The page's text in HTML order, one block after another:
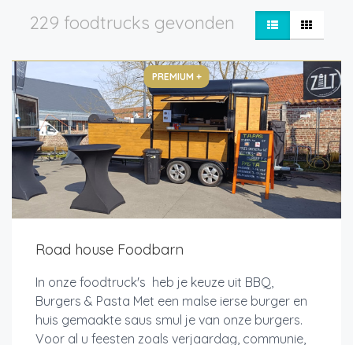
229 foodtrucks gevonden
PREMIUM +
Road house Foodbarn
In onze foodtruck's heb je keuze uit BBQ,
Burgers & Pasta Met een malse ierse burger en
huis gemaakte saus smul je van onze burgers.
Voor al u feesten zoals verjaardag, communie,